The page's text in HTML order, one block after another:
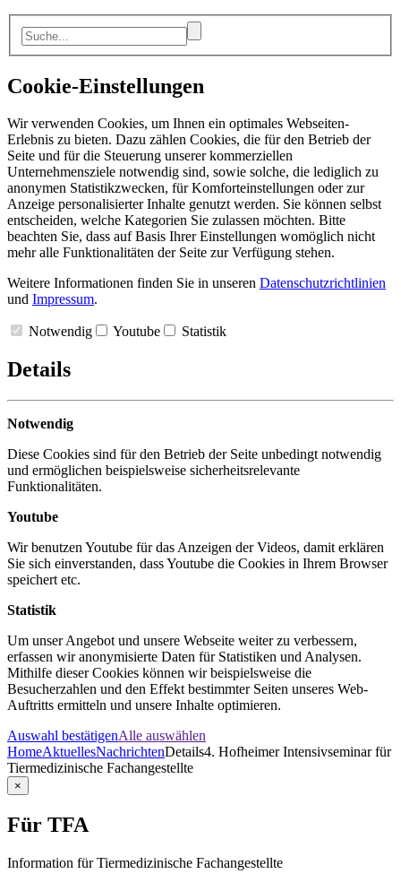
Cookie-Einstellungen
Wir verwenden Cookies, um Ihnen ein optimales Webseiten-
Erlebnis zu bieten. Dazu zählen Cookies, die für den Betrieb der
Seite und für die Steuerung unserer kommerziellen
Unternehmensziele notwendig sind, sowie solche, die lediglich zu
anonymen Statistikzwecken, für Komforteinstellungen oder zur
Anzeige personalisierter Inhalte genutzt werden. Sie können selbst
entscheiden, welche Kategorien Sie zulassen möchten. Bitte
beachten Sie, dass auf Basis Ihrer Einstellungen womöglich nicht
mehr alle Funktionalitäten der Seite zur Verfügung stehen.
Weitere Informationen finden Sie in unseren Datenschutzrichtlinien
und Impressum.
Notwendig Youtube Statistik
Details
Notwendig
Diese Cookies sind für den Betrieb der Seite unbedingt notwendig
und ermöglichen beispielsweise sicherheitsrelevante
Funktionalitäten.
Youtube
Wir benutzen Youtube für das Anzeigen der Videos, damit erklären
Sie sich einverstanden, dass Youtube die Cookies in Ihrem Browser
speichert etc.
Statistik
Um unser Angebot und unsere Webseite weiter zu verbessern,
erfassen wir anonymisierte Daten für Statistiken und Analysen.
Mithilfe dieser Cookies können wir beispielsweise die
Besucherzahlen und den Effekt bestimmter Seiten unseres Web-
Auftritts ermitteln und unsere Inhalte optimieren.
Auswahl bestätigenAlle auswählen
HomeAktuellesNachrichtenDetails4. Hofheimer Intensivseminar für
Tiermedizinische Fachangestellte
×
Für TFA
Information für Tiermedizinische Fachangestellte